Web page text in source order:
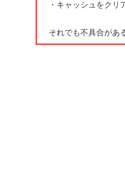
・キャッシュをクリ
それでも不具合があ